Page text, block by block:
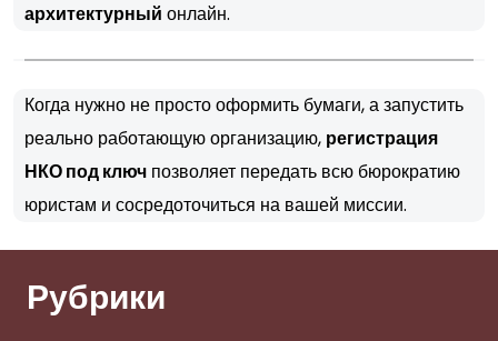
архитектурный онлайн.
Когда нужно не просто оформить бумаги, а запустить
реально работающую организацию, регистрация
НКО под ключ позволяет передать всю бюрократию
юристам и сосредоточиться на вашей миссии.
Рубрики